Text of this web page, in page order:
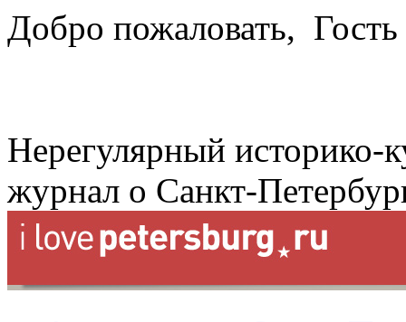
Добро пожаловать, Гость
Нерегулярный историко-
журнал о Санкт-